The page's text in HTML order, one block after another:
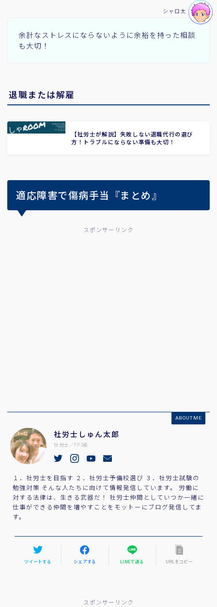
余計なストレスにならないように余裕を持った相談
も大切！
シャロ太
退職または解雇
【社労士が解説】失敗しない退職代行の選び
方！トラブルにならない準備も大切！
適応障害で傷病手当『まとめ』
スポンサーリンク
ABOUT ME
社労士しゅん太郎
社労士／FP2級
１．社労士を目指す ２．社労士予備校選び ３．社労士試験の
勉強対策 そんな人たちに向けて情報発信しています。 労働に
対する法律は、生きる武器だ！ 社労士仲間としていつか一緒に
仕事ができる仲間を増やすことをモットーにブログ発信してま
す。
ツイートする シェアする LINEで送る URLをコピー
スポンサーリンク